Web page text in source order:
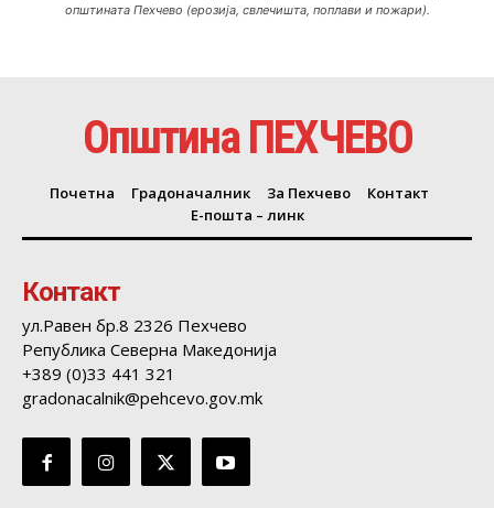
општината Пехчево (ерозија, свлечишта, поплави и пожари).
Општина ПЕХЧЕВО
Почетна Градоначалник За Пехчево
Контакт
Е-пошта – линк
Контакт
ул.Равен бр.8 2326 Пехчево
Република Северна Македонија
+389 (0)33 441 321
gradonacalnik@pehcevo.gov.mk